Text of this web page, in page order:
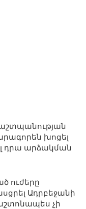
խոցել
դրա արձակման
ուժերը
Ադրբեջանի
չի